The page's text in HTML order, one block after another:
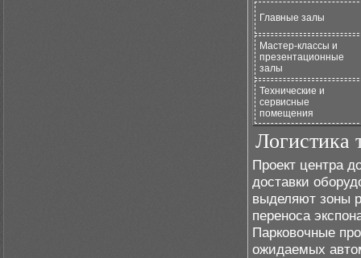
Главные залы
Мастер-классы и
презентационные
залы
Технические и
сервисные
помещения
Логистика
Проект центра
доставки
выделяют зоны
переноса
Парковочные
ожидаемых